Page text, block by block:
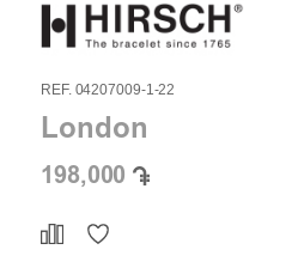
REF. 04207009-1-22
London
198,000